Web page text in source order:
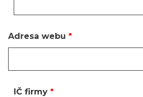
Adresa webu *
IČ firmy *